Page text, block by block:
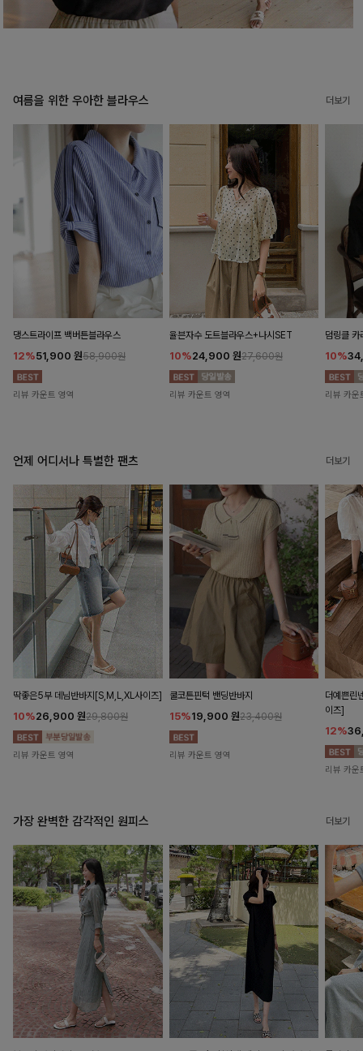
여름을 위한 우아한 블라우스 더보기
댕스트라이프 백버튼블라우스
12%51,900 원58,900원
리뷰 카운트 영역
율븐자수 도트블라우스+나시SET
10%24,900 원27,600원
리뷰 카운트 영역
덤링클 카
10%
리뷰 카운
언제 어디서나 특별한 팬츠 더보기
딱좋은5부 데님반바지[S,M,L,XL사이즈]
10%26,900 원29,800원
리뷰 카운트 영역
쿨코튼핀턱 밴딩반바지
15%19,900 원23,400원
리뷰 카운트 영역
더예쁜린
이즈]
12%
리뷰 카운
가장 완벽한 감각적인 원피스 더보기